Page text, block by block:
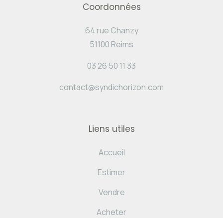
Coordonnées
64 rue Chanzy
51100 Reims
03 26 50 11 33
contact@syndichorizon.com
Liens utiles
Accueil
Estimer
Vendre
Acheter